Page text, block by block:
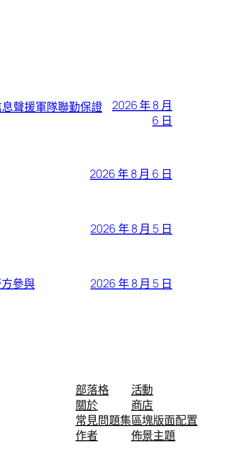
聲援軍隊聯勤保證
2026 年 8 月
6 日
2026 年 8 月 6 日
2026 年 8 月 5 日
參與 2026 年 8 月 5 日
部落格
關於
常見問題集
作者
活動
商店
區塊版面配置
佈景主題